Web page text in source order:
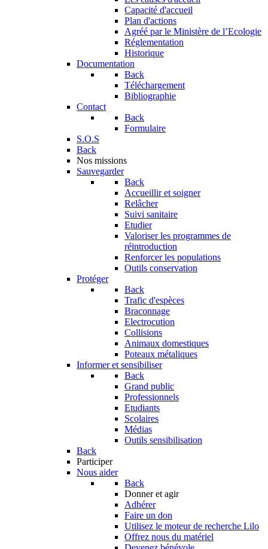
Capacité d'accueil
Plan d'actions
Agréé par le Ministère de l’Ecologie
Réglementation
Historique
Documentation
Back
Téléchargement
Bibliographie
Contact
Back
Formulaire
S.O.S
Back
Nos missions
Sauvegarder
Back
Accueillir et soigner
Relâcher
Suivi sanitaire
Etudier
Valoriser les programmes de
réintroduction
Renforcer les populations
Outils conservation
Protéger
Back
Trafic d'espèces
Braconnage
Electrocution
Collisions
Animaux domestiques
Poteaux métaliques
Informer et sensibiliser
Back
Grand public
Professionnels
Etudiants
Scolaires
Médias
Outils sensibilisation
Back
Participer
Nous aider
Back
Donner et agir
Adhérer
Faire un don
Utilisez le moteur de recherche Lilo
Offrez nous du matériel